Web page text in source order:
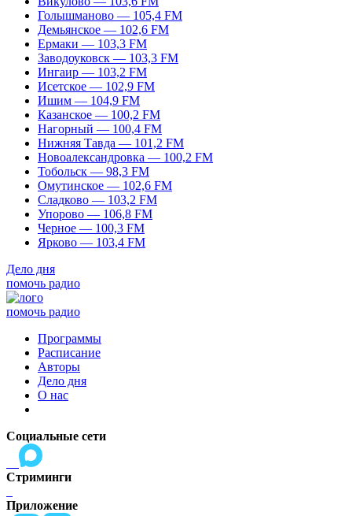
Голышманово — 105,4 FM
Демьянское — 102,6 FM
Ермаки — 103,3 FM
Заводоуковск — 103,3 FM
Ингаир — 103,2 FM
Исетское — 102,9 FM
Ишим — 104,9 FM
Казанское — 100,2 FM
Нагорный — 100,4 FM
Нижняя Тавда — 101,2 FM
Новоалександровка — 100,2 FM
Тобольск — 98,3 FM
Омутинское — 102,6 FM
Сладково — 103,2 FM
Упорово — 106,8 FM
Черное — 100,3 FM
Ярково — 103,4 FM
Дело дня
помочь радио
помочь радио
Программы
Расписание
Авторы
Дело дня
О нас
Социальные сети
Стриминги
Приложение